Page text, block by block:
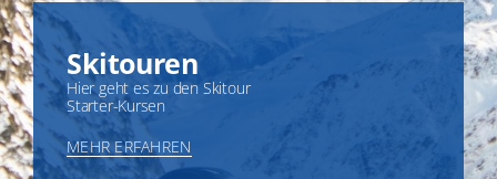
Skitouren
Hier geht es zu den Skitour
Starter-Kursen
MEHR ERFAHREN